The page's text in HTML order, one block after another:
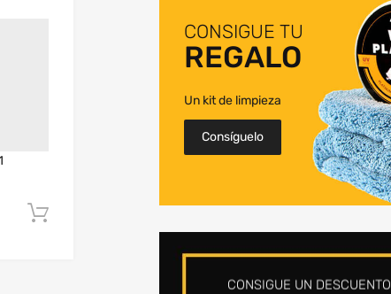
CONSIGUE TU
REGALO
Un kit de limpieza
Consíguelo
CONSIGUE UN DESCUENTO